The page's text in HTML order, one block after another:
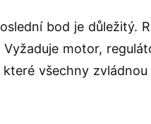
bod je důležitý.
Vyžaduje motor,
které všechny